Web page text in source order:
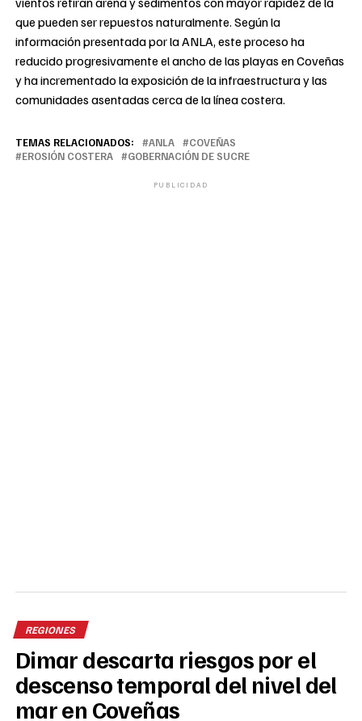
que pueden ser repuestos naturalmente. Según la
información presentada por la ANLA, este proceso ha
reducido progresivamente el ancho de las playas en Coveñas
y ha incrementado la exposición de la infraestructura y las
comunidades asentadas cerca de la línea costera.
TEMAS RELACIONADOS: ANLA
COVEÑAS
EROSIÓN COSTERA
GOBERNACIÓN DE SUCRE
PUBLICIDAD
REGIONES
Dimar descarta riesgos por el
descenso temporal del nivel del
mar en Coveñas